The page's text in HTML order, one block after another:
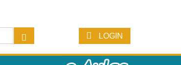
LOGIN